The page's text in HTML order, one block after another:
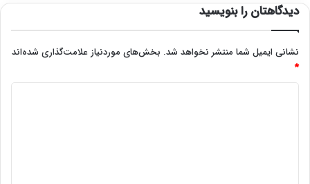
دیدگاهتان را بنویسید
نشانی ایمیل شما منتشر نخواهد شد. بخش‌های موردنیاز علامت‌گذاری شده‌اند
*